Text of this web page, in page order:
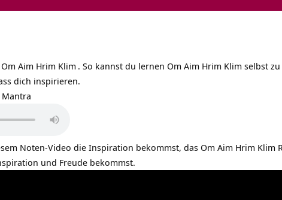
Om Aim Hrim Klim . So kannst du lernen Om Aim Hrim Klim selbst
dich inspirieren.
Noten-Video die Inspiration bekommst, das Om Aim Hrim Klim
und Freude bekommst.